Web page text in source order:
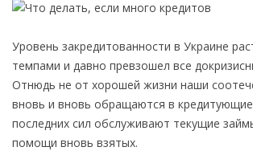
Уровень закредитованности в Украине
темпами и давно превзошел все
Отнюдь не от хорошей жизни наши
вновь и вновь обращаются в кредитующие
последних сил обслуживают текущие
помощи вновь взятых.